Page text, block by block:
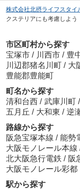
株式会社北摂ライフスタイ
クステリアにも考慮しよう
市区町村から探す
宝塚市 / 川西市 / 豊
川辺郡猪名川町 / 大
豊能郡豊能町
町名から探す
清和台西 / 武庫川町 /
五月丘 / 大和東 / 逆
路線から探す
阪急宝塚本線 / 能勢
大阪モノレール本線
北大阪急行電鉄 / 阪
大阪モノレール彩都
駅から探す